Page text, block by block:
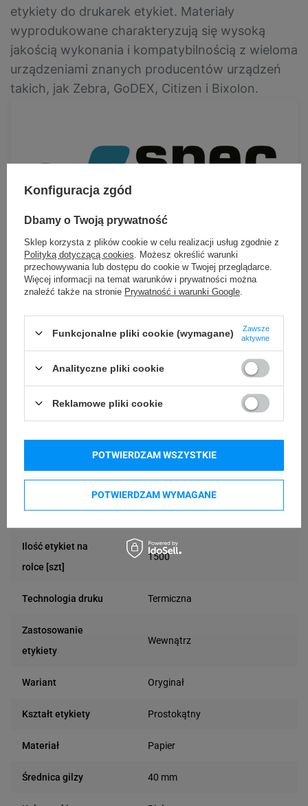
etykiety do drukarek etykiet. Materiały
wyprodukowane charakteryzują się wysoką
jakością wykonania i kompatybilnością z wieloma
urządzeniami znanych producentów urządzeń
takich, jak Zebra, GoDEX, Citizen i Bixolon.
Przechowywanie rolki
Temperatura pracy
przechowywania
Wilgotność
przechowywania
Specyfikacja
Ilość etykiet na
rolce [szt]
1500
Technologia druku Termiczna
Zastosowanie
etykiety
Wewnątrz
Wariant Oryginał
Kształt etykiety Prostokątny
Materiał Papier
Średnica gilzy 40 mm
Konfiguracja zgód
Dbamy o Twoją prywatność
Sklep korzysta z plików cookie w celu realizacji usług zgodnie z
Polityką dotyczącą cookies . Możesz określić warunki
przechowywania lub dostępu do cookie w Twojej przeglądarce.
Więcej informacji na temat warunków i prywatności można
znaleźć także na stronie Prywatność i warunki Google
Funkcjonalne pliki cookie (wymagane)
Zawsze
aktywne
Analityczne pliki cookie
Reklamowe pliki cookie
POTWIERDZAM WYMAGANE
POTWIERDZAM WSZYSTKIE